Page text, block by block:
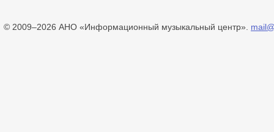
© 2009–2026 АНО «Информационный музыкальный центр».